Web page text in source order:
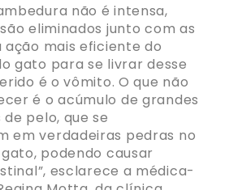
não é intensa,
eliminados junto com as
ação mais eficiente do
gato para se livrar desse
é o vômito. O que não
é o acúmulo de grandes
pelo, que se
em verdadeiras pedras no
podendo causar
esclarece a médica-